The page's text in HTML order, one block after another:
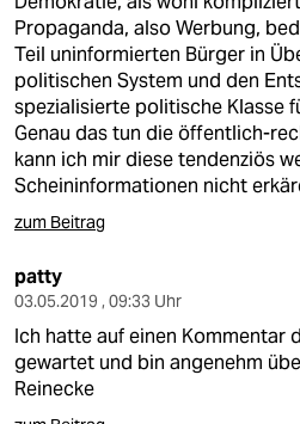
Propaganda, also Werbung,
Teil uninformierten Bürger in
politischen System und den
spezialisierte politische Klasse
Genau das tun die öffentlich-
kann ich mir diese tendenziös
Scheininformationen nicht
zum Beitrag
patty
03.05.2019 , 09:33 Uhr
Ich hatte auf einen Kommentar
gewartet und bin angenehm
Reinecke